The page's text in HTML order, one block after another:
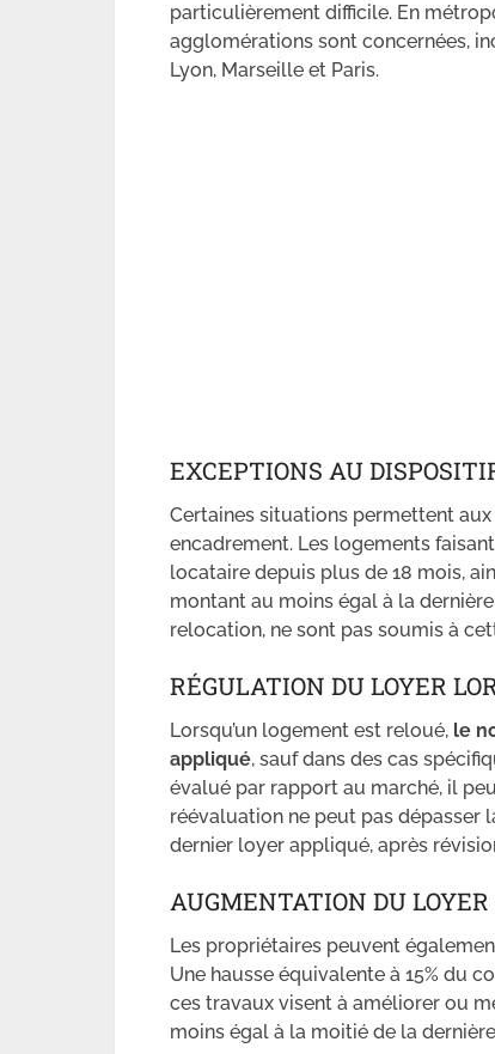
particulièrement difficile. En
agglomérations sont concernées,
Lyon, Marseille et Paris.
EXCEPTIONS AU
Certaines situations permettent
encadrement. Les logements
locataire depuis plus de 18 mois,
montant au moins égal à la
relocation, ne sont pas soumis à
RÉGULATION DU LOYER
Lorsqu’un logement est reloué, le
appliqué, sauf dans des cas
évalué par rapport au marché, il
réévaluation ne peut pas dépasser
dernier loyer appliqué, après
AUGMENTATION DU
Les propriétaires peuvent
Une hausse équivalente à 15% du
ces travaux visent à améliorer ou
moins égal à la moitié de la